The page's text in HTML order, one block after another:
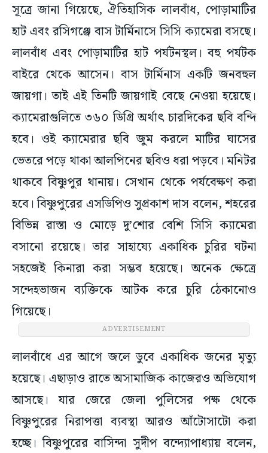
সূত্রে জানা গিয়েছে, ঐতিহাসিক লালবাঁধ, পোড়ামাটির
হাট এবং রসিগঞ্জে বাস টার্মিনাসে সিসি ক্যামেরা বসছে।
লালবাঁধ এবং পোড়ামাটির হাট পর্যটনস্থল। বহু পর্যটক
বাইরে থেকে আসেন। বাস টার্মিনাস একটি জনবহুল
জায়গা। তাই এই তিনটি জায়গাই বেছে নেওয়া হয়েছে।
ক্যামেরাগুলিতে ৩৬০ ডিগ্রি অর্থাৎ চারদিকের ছবি বন্দি
হবে। ওই ক্যামেরার ছবি জুম করলে মাটির ঘাসের
ভেতরে পড়ে থাকা আলপিনের ছবিও ধরা পড়বে। মনিটর
থাকবে বিষ্ণুপুর থানায়। সেখান থেকে পর্যবেক্ষণ করা
হবে। বিষ্ণুপুরের এসডিপিও সুপ্রকাশ দাস বলেন, শহরের
বিভিন্ন রাস্তা ও মোড়ে দু’শোর বেশি সিসি ক্যামেরা
বসানো রয়েছে। তার সাহায্যে একাধিক চুরির ঘটনা
সহজেই কিনারা করা সম্ভব হয়েছে। অনেক ক্ষেত্রে
সন্দেহভাজন ব্যক্তিকে আটক করে চুরি ঠেকানোও
গিয়েছে।
ADVERTISEMENT
লালবাঁধে এর আগে জলে ডুবে একাধিক জনের মৃত্যু
হয়েছে। এছাড়াও রাতে অসামাজিক কাজেরও অভিযোগ
আসছে। যার জেরে জেলা পুলিসের পক্ষ থেকে
বিষ্ণুপুরের নিরাপত্তা ব্যবস্থা আরও আঁটোসাটো করা
হচ্ছে। বিষ্ণুপুরের বাসিন্দা সুদীপ বন্দ্যোপাধ্যায় বলেন,